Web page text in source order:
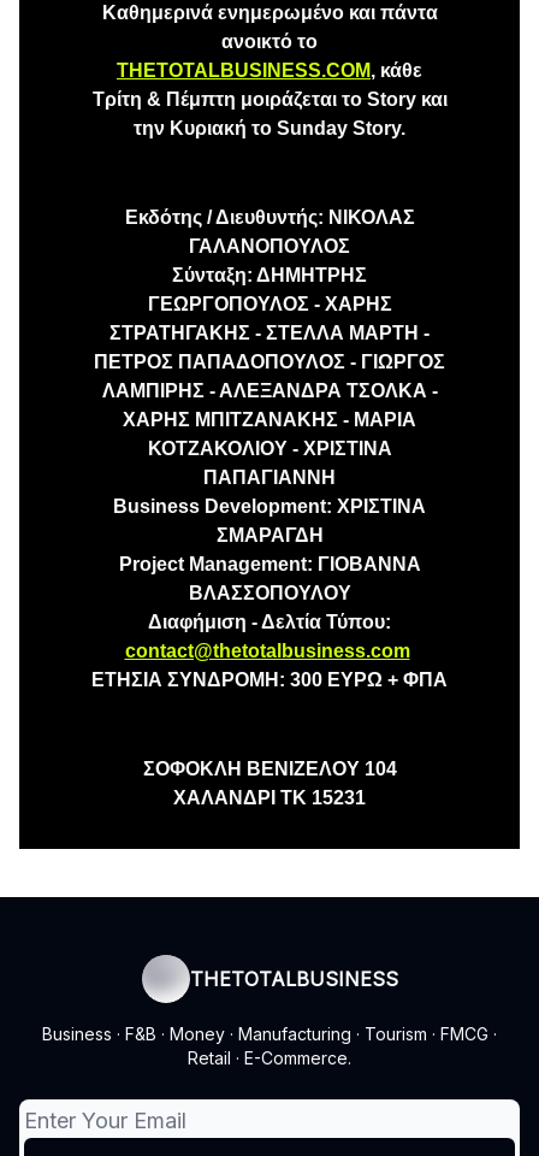
Καθημερινά ενημερωμένο και πάντα
ανοικτό το
THETOTALBUSINESS.COM, κάθε
Τρίτη & Πέμπτη μοιράζεται το Story και
την Κυριακή το Sunday Story.
Εκδότης / Διευθυντής: ΝΙΚΟΛΑΣ
ΓΑΛΑΝΟΠΟΥΛΟΣ
Σύνταξη: ΔΗΜΗΤΡΗΣ
ΓΕΩΡΓΟΠΟΥΛΟΣ - ΧΑΡΗΣ
ΣΤΡΑΤΗΓΑΚΗΣ - ΣΤΕΛΛΑ ΜΑΡΤΗ -
ΠΕΤΡΟΣ ΠΑΠΑΔΟΠΟΥΛΟΣ - ΓΙΩΡΓΟΣ
ΛΑΜΠΙΡΗΣ - ΑΛΕΞΑΝΔΡΑ ΤΣΟΛΚΑ -
ΧΑΡΗΣ ΜΠΙΤΖΑΝΑΚΗΣ - ΜΑΡΙΑ
ΚΟΤΖΑΚΟΛΙΟΥ - ΧΡΙΣΤΙΝΑ
ΠΑΠΑΓΙΑΝΝΗ
Business Development: ΧΡΙΣΤΙΝΑ
ΣΜΑΡΑΓΔΗ
Project Management: ΓΙΟΒΑΝΝΑ
ΒΛΑΣΣΟΠΟΥΛΟΥ
Διαφήμιση - Δελτία Τύπου:
contact@thetotalbusiness.com
ΕΤΗΣΙΑ ΣΥΝΔΡΟΜΗ: 300 ΕΥΡΩ + ΦΠΑ
ΣΟΦΟΚΛΗ ΒΕΝΙΖΕΛΟΥ 104
ΧΑΛΑΝΔΡΙ ΤΚ 15231
THETOTALBUSINESS
Business · F&B · Money · Manufacturing · Tourism · FMCG ·
Retail · E-Commerce.